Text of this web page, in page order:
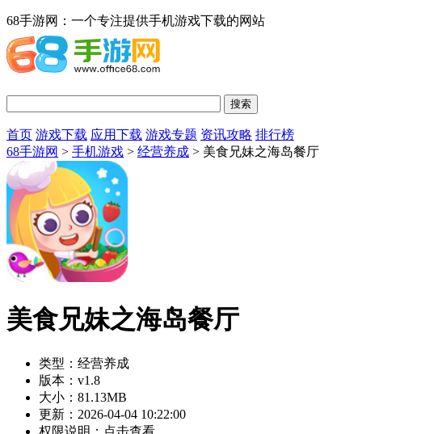
68手游网：一个专注提供手机游戏下载的网站
首页 游戏下载 应用下载 游戏专题 资讯攻略 排行榜
68手游网 > 手机游戏 > 经营养成 > 美食兄妹之海岛餐厅
美食兄妹之海岛餐厅
类型： 经营养成
版本： v1.8
大小： 81.13MB
更新： 2026-04-04 10:22:00
权限说明： 点击查看